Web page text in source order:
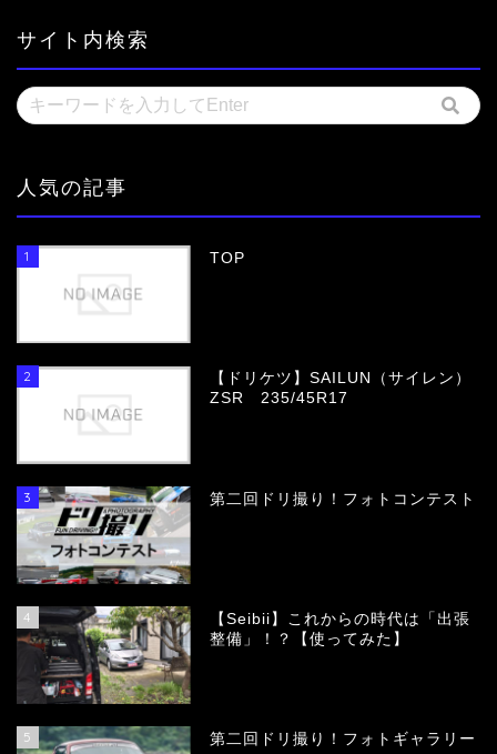
サイト内検索
人気の記事
1 TOP
2
【ドリケツ】SAILUN（サイレン）
ZSR 235/45R17
3 第二回ドリ撮り！フォトコンテスト
4
【Seibii】これからの時代は「出張
整備」！？【使ってみた】
5 第二回ドリ撮り！フォトギャラリー